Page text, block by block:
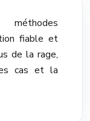
fiable et
de la rage,
cas et la